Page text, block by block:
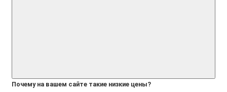
Почему на вашем сайте такие низкие цены?